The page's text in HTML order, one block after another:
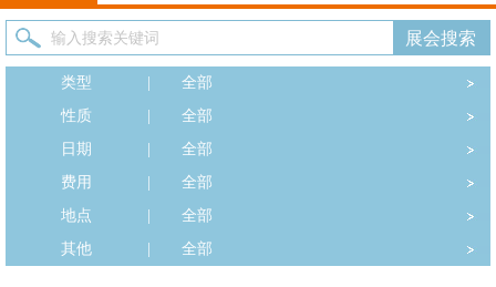
类型
全部
性质
全部
日期
全部
费用
全部
地点
全部
其他
全部